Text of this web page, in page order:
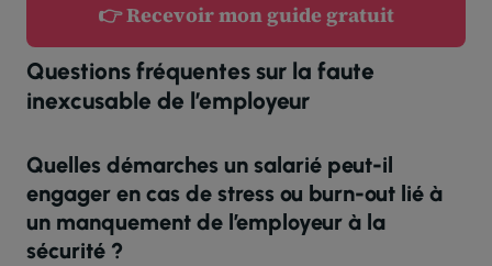
👉 Recevoir mon guide gratuit
Questions fréquentes sur la faute
inexcusable de l’employeur
Quelles démarches un salarié peut-il
engager en cas de stress ou burn-out lié à
un manquement de l’employeur à la
sécurité ?